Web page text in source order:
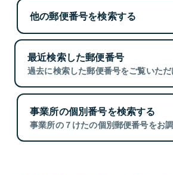
他の郵便番号を検索する
最近検索した郵便番号
過去に検索した郵便番号をご覧いただ
事業所の個別番号を検索する
事業所の７けたの個別郵便番号をお調